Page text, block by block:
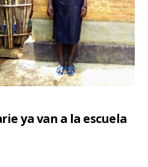
ya van a la escuela